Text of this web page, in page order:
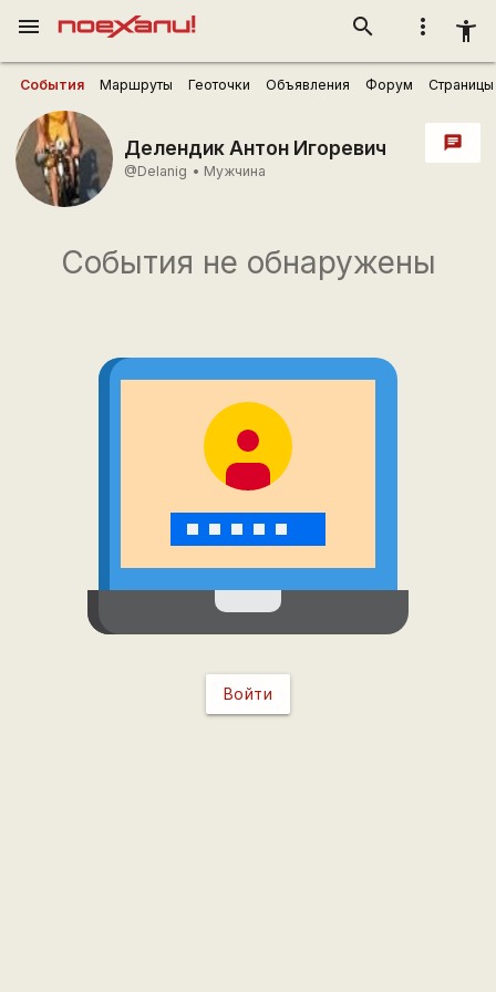
more_vert accessibility_new
search
menu
События Маршруты Геоточки Объявления Форум Страницы
Делендик Антон Игоревич
@Delanig • Мужчина
chat
События не обнаружены
Войти